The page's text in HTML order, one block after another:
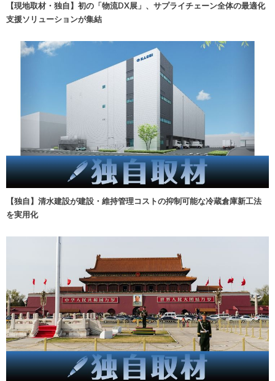
【現地取材・独自】初の「物流DX展」、サプライチェーン全体の最適化
支援ソリューションが集結
【独自】清水建設が建設・維持管理コストの抑制可能な冷蔵倉庫新工法
を実用化